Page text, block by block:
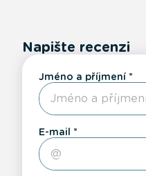
Napište recenzi
Jméno a příjmení
E-mail